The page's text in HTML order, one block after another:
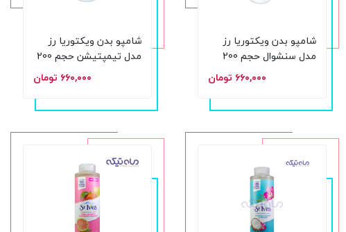
شامپو بدن ویکتوریا رز
مدل سنشوال حجم 200
۶۶۰,۰۰۰ تومان
شامپو بدن ویکتوریا رز
مدل تیمپتیشن حجم 200
۶۶۰,۰۰۰ تومان